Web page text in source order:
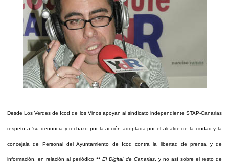
Desde Los Verdes de Icod de los Vinos apoyan al sindicato independiente STAP-Canarias
respeto a “su denuncia y rechazo por la acción adoptada por el alcalde de la ciudad y la
concejala de Personal del Ayuntamiento de Icod contra la libertad de prensa y de
información, en relación al periódico** El Digital de Canarias, y no así sobre el resto de